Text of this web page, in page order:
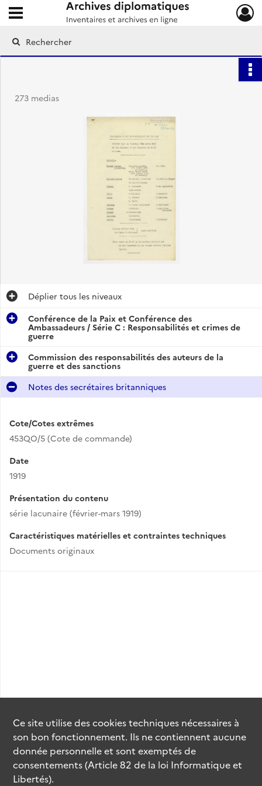
Archives diplomatiques
Ouvrir le menu déroulant
273 medias
Déplier tous les niveaux
Conférence de la Paix et Conférence des
Ambassadeurs / Série C : Responsabilités et crimes de
guerre
Commission des responsabilités des auteurs de la
guerre et des sanctions
Notes des secrétaires britanniques
Cote/Cotes extrêmes
453QO/5 (Cote de commande)
Date
1919
Présentation du contenu
série lacunaire (février-mars 1919)
Caractéristiques matérielles et contraintes techniques
Documents originaux
Ce site utilise descookiestechniques nécessaires à
son bon fonctionnement. Ils ne contiennent aucune
donnée personnelle et sont exemptés de
consentements (Article 82 de la loi Informatique et
Libertés).